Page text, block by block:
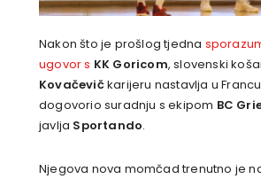
Nakon što je prošlog tjedna
ugovor s KK Goricom, slovenski
Kovačevičkarijeru nastavlja u
dogovorio suradnju s ekipom BC
javlja Sportando.
Njegova nova momčad trenutno je